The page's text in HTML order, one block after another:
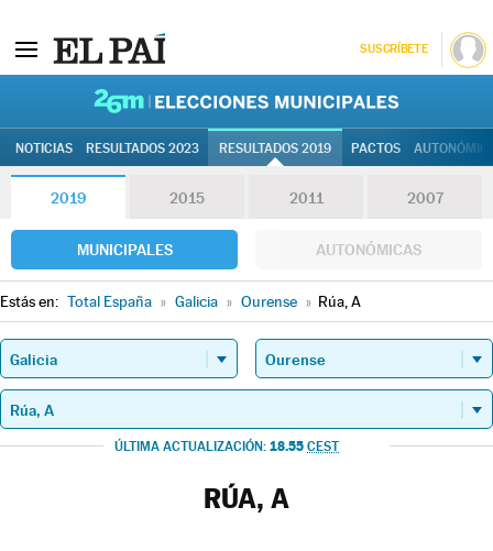
SUSCRÍBETE
NOTICIAS RESULTADOS 2023 RESULTADOS 2019 PACTOS
2019 2015 2011 2007
MUNICIPALES AUTONÓMICAS
Estás en: Total España » Galicia » Ourense » Rúa, A
ÚLTIMA ACTUALIZACIÓN: 18.55 CEST
RÚA, A